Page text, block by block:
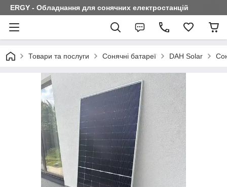
ERGY - Обладнання для сонячних електростанцій
Товари та послуги Сонячні батареї DAH Solar